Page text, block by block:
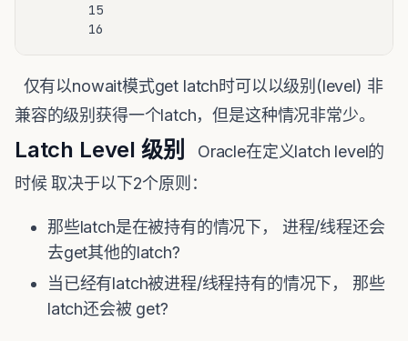
        15
        16
仅有以nowait模式get latch时可以以级别(level) 非
兼容的级别获得一个latch，但是这种情况非常少。
Latch Level 级别
Oracle在定义latch level的
时候 取决于以下2个原则：
那些latch是在被持有的情况下， 进程/线程还会
去get其他的latch?
当已经有latch被进程/线程持有的情况下， 那些
latch还会被 get?